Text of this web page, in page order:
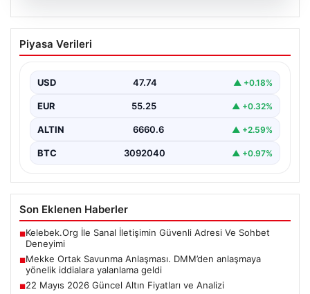
07.08.2026
Mekke Ortak Savunma Anlaşması.
DMM’den anlaşmaya yönelik iddialara
Piyasa Verileri
USD 47.74 ▲ +0.18%
EUR 55.25 ▲ +0.32%
ALTIN 6660.6 ▲ +2.59%
BTC 3092040 ▲ +0.97%
Son Eklenen Haberler
■Kelebek.Org İle Sanal İletişimin Güvenli Adresi Ve Sohbet
Deneyimi
■Mekke Ortak Savunma Anlaşması. DMM’den anlaşmaya
yönelik iddialara yalanlama geldi
■22 Mayıs 2026 Güncel Altın Fiyatları ve Analizi